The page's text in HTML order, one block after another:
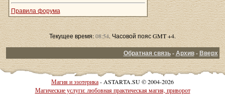
Правила форума
Текущее время:08:54. Часовой пояс GMT +4.
Обратная связь-Архив-Вверх
Магия и эзотерика- ASTARTA.SU © 2004-2026
Магические услуги: любовная практическая магия, приворот